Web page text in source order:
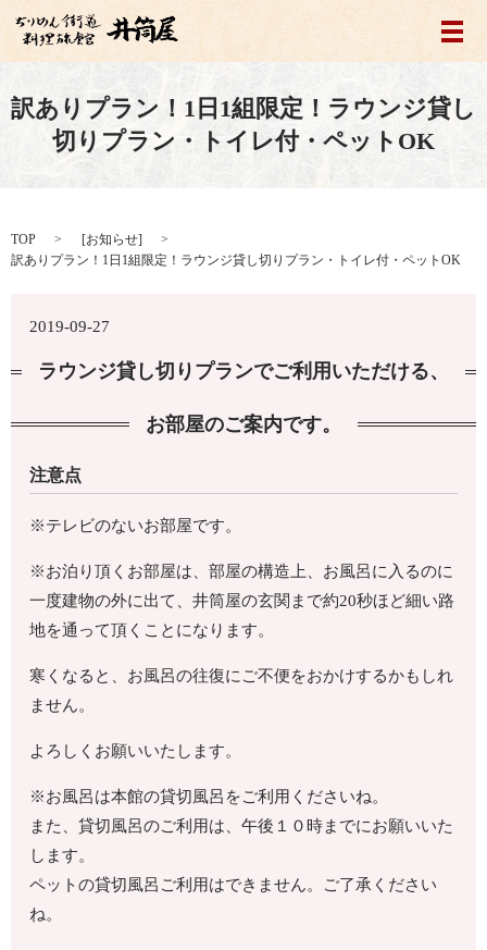
メ
訳ありプラン！1日1組限定！ラウンジ貸し
切りプラン・トイレ付・ペットOK
TOP [お知らせ]
訳ありプラン！1日1組限定！ラウンジ貸し切りプラン・トイレ付・ペットOK
2019-09-27
ラウンジ貸し切りプランでご利用いただける、
お部屋のご案内です。
注意点
※テレビのないお部屋です。
※お泊り頂くお部屋は、部屋の構造上、お風呂に入るのに
一度建物の外に出て、井筒屋の玄関まで約20秒ほど細い路
地を通って頂くことになります。
寒くなると、お風呂の往復にご不便をおかけするかもしれ
ません。
よろしくお願いいたします。
※お風呂は本館の貸切風呂をご利用くださいね。
また、貸切風呂のご利用は、午後１０時までにお願いいた
します。
ペットの貸切風呂ご利用はできません。ご了承ください
ね。